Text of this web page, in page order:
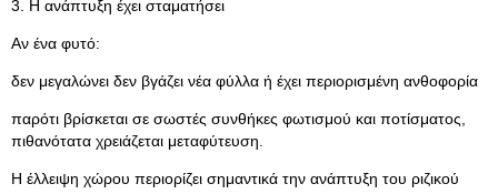
3. Η ανάπτυξη έχει σταματήσει
Αν ένα φυτό:
δεν μεγαλώνει δεν βγάζει νέα φύλλα ή έχει περιορισμένη ανθοφορία
παρότι βρίσκεται σε σωστές συνθήκες φωτισμού και ποτίσματος,
πιθανότατα χρειάζεται μεταφύτευση.
Η έλλειψη χώρου περιορίζει σημαντικά την ανάπτυξη του ριζικού